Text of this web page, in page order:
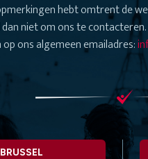
hebt omtrent de
niet om ons te
ons algemeen emailadres: